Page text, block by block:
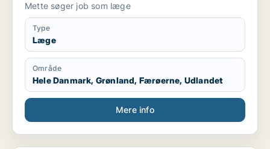
Mette søger job som læge
Type
Læge
Område
Hele Danmark, Grønland, Færøerne, Udlandet
Mere info